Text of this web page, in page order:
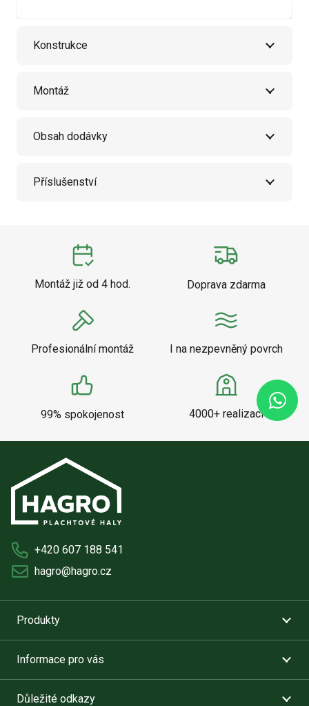
Konstrukce
Montáž
Obsah dodávky
Příslušenství
Montáž již od 4 hod. Doprava zdarma
Profesionální montáž I na nezpevněný povrch
99% spokojenost 4000+ realizací
+420 607 188 541
hagro@hagro.cz
Produkty
Informace pro vás
Důležité odkazy